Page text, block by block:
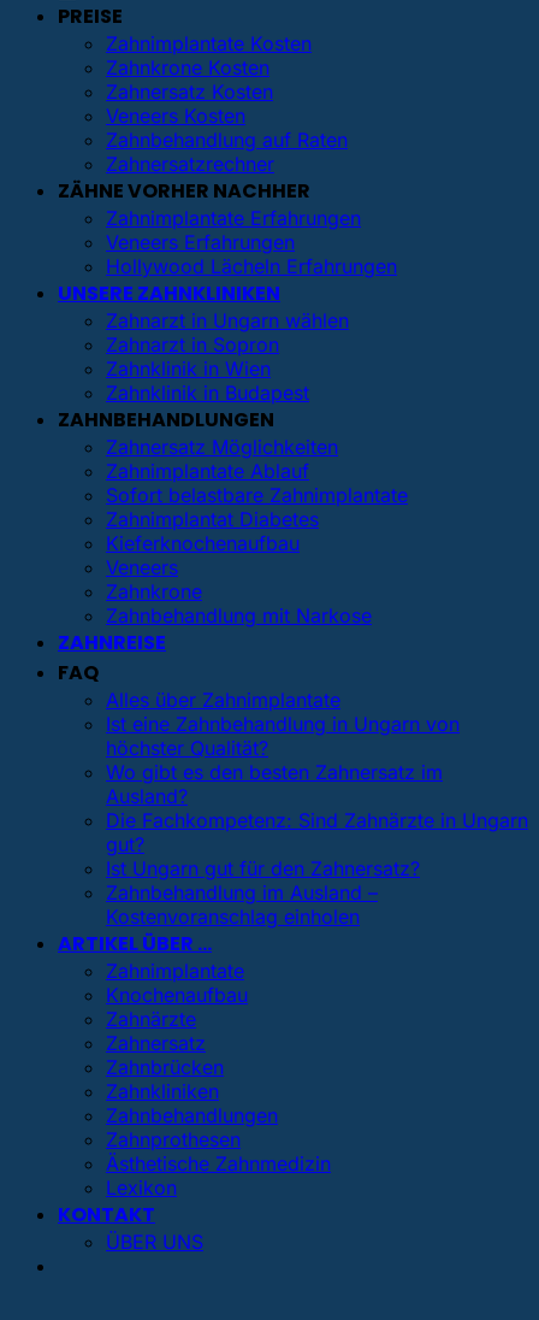
PREISE
Zahnimplantate Kosten
Zahnkrone Kosten
Zahnersatz Kosten
Veneers Kosten
Zahnbehandlung auf Raten
Zahnersatzrechner
ZÄHNE VORHER NACHHER
Zahnimplantate Erfahrungen
Veneers Erfahrungen
Hollywood Lächeln Erfahrungen
UNSERE ZAHNKLINIKEN
Zahnarzt in Ungarn wählen
Zahnarzt in Sopron
Zahnklinik in Wien
Zahnklinik in Budapest
ZAHNBEHANDLUNGEN
Zahnersatz Möglichkeiten
Zahnimplantate Ablauf
Sofort belastbare Zahnimplantate
Zahnimplantat Diabetes
Kieferknochenaufbau
Veneers
Zahnkrone
Zahnbehandlung mit Narkose
ZAHNREISE
FAQ
Alles über Zahnimplantate
Ist eine Zahnbehandlung in Ungarn von
höchster Qualität?
Wo gibt es den besten Zahnersatz im
Ausland?
Die Fachkompetenz: Sind Zahnärzte in Ungarn
gut?
Ist Ungarn gut für den Zahnersatz?
Zahnbehandlung im Ausland –
Kostenvoranschlag einholen
ARTIKEL ÜBER …
Zahnimplantate
Knochenaufbau
Zahnärzte
Zahnersatz
Zahnbrücken
Zahnkliniken
Zahnbehandlungen
Zahnprothesen
Ästhetische Zahnmedizin
Lexikon
KONTAKT
ÜBER UNS